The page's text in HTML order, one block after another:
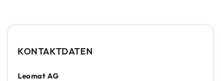
KONTAKTDATEN
Leomat AG